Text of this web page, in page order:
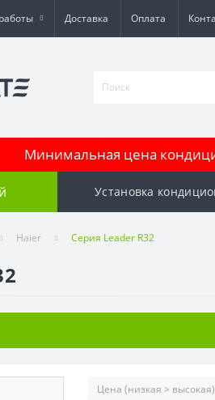
Доставка Оплата
Минимальная цена
Установка
Haier Серия Leader R32